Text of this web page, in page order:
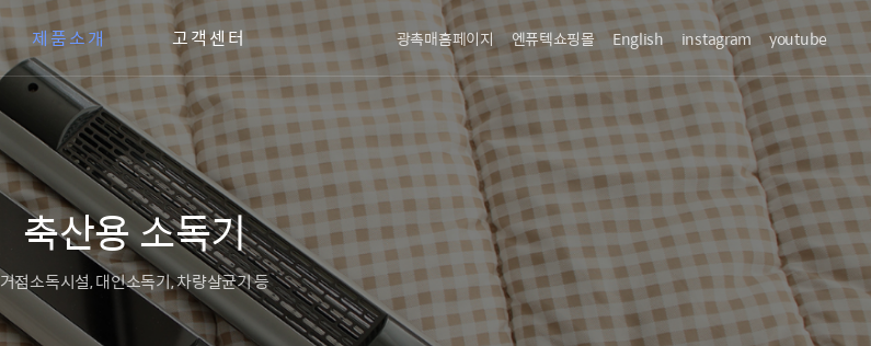
제품소개 고객센터 광촉매홈페이지 엔퓨텍쇼핑몰 English instagram youtube
축산용 소독기
거점소독시설, 대인소독기, 차량살균기 등